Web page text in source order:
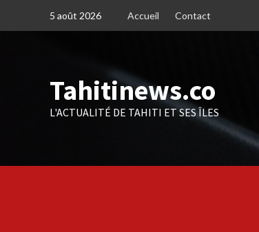
5 août 2026 Accueil Contact
Tahitinews.co
L'ACTUALITÉ DE TAHITI ET SES ÎLES